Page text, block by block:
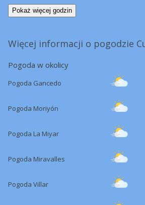
Pokaż więcej godzin
Więcej informacji o pogodzie
Pogoda w okolicy
Pogoda Gancedo
Pogoda Moriyón
Pogoda La Miyar
Pogoda Miravalles
Pogoda Villar